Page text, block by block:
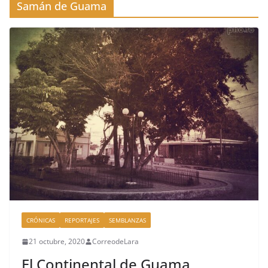
Samán de Guama
CRÓNICAS REPORTAJES SEMBLANZAS
21 octubre, 2020 CorreodeLara